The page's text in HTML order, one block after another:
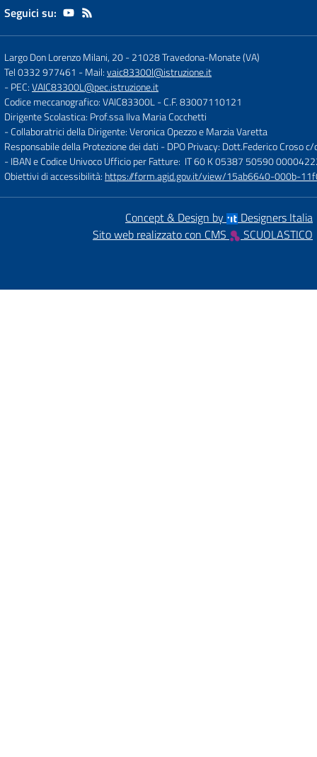
Seguici su:
Largo Don Lorenzo Milani, 20-21028 Travedona-Monate (VA)
Tel 0332 977461 - Mail:vaic83300l@istruzione.it
- PEC:VAIC83300L@pec.istruzione.it
Codice meccanografico: VAIC83300L- C.F. 83007110121
Dirigente Scolastica: Prof.ssa Ilva Maria Cocchetti
- Collaboratrici della Dirigente: Veronica Opezzo e Marzia Varetta
Responsabile della Protezione dei dati - DPO Privacy: Dott.Federico Croso
- IBAN e Codice Univoco Ufficio per Fatture: IT 60 K 05387 50590
Obiettivi di accessibilità: https://form.agid.gov.it/view/15ab6640-000b-
Concept & Design by
Designers Italia
Sito web realizzato con CMS
SCUOLASTICO